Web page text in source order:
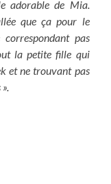
adorable de Mia.
que ça pour le
correspondant pas
la petite fille qui
et ne trouvant pas